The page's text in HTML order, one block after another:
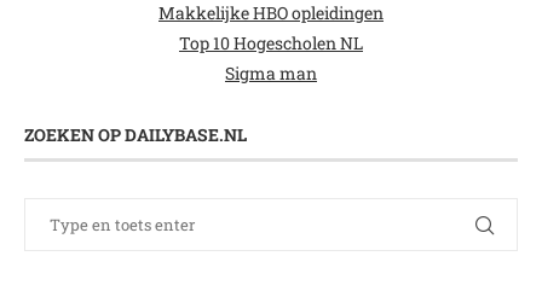
Makkelijke HBO opleidingen
Top 10 Hogescholen NL
Sigma man
ZOEKEN OP DAILYBASE.NL